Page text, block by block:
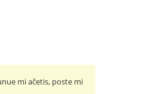
mi aĉetis, poste mi